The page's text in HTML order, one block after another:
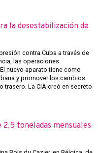
la desestabilización de
contra Cuba a través de
las operaciones
nuevo aparato tiene como
y promover los cambios
trasero. La CIA creó en secreto
2,5 toneladas mensuales